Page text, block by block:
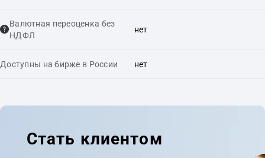
Валютная переоценка без
НДФЛ
нет
Доступны на бирже в России нет
Стать клиентом